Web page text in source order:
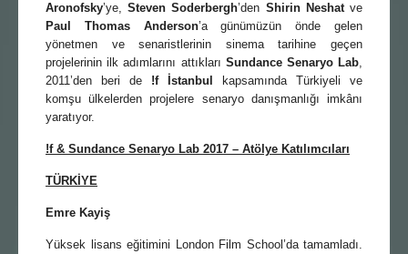
Aronofsky’ye,Steven Soderbergh’den Shirin Neshatve
Paul Thomas Anderson’a günümüzün önde gelen
yönetmen ve senaristlerinin sinema tarihine geçen
projelerinin ilk adımlarını attıkları Sundance Senaryo Lab
2011’den beri de !f İstanbul kapsamında Türkiyeli ve
komşu ülkelerden projelere senaryo danışmanlığı imkânı
yaratıyor.
!f & Sundance Senaryo Lab 2017 – Atölye Katılımcıları
TÜRKİYE
Emre Kayiş
Yüksek lisans eğitimini London Film School’da tamamladı.